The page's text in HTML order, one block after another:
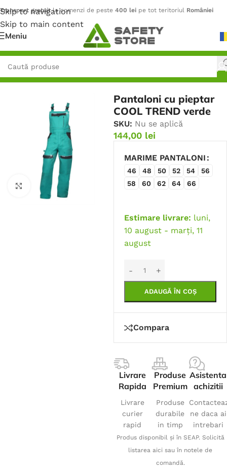
Skip to navigation
Skip to main content
Transport gratuitla comenzi de peste 400 lei pe tot teritoriul României
Meniu
Prima pagină/Îmbrăcăminte
Faceți click pentru a mări
Pantaloni cu pieptar
COOL TREND verde
SKU: Nu se aplică
144,00 lei
MARIME PANTALONI
46 48 50 52 54
56
58
60 62 64 66
Estimare livrare: luni,
10 august - marți, 11
august
ADAUGĂ ÎN COȘ
Compara
Livrare
Rapida
Livrare
curier
rapid
Produse
Premium
Produse
durabile
in timp
Asistenta
achizitii
ne daca ai
intrebari
Produs disponibil și în SEAP. Solicită
listarea aici sau în notele de
comandă.